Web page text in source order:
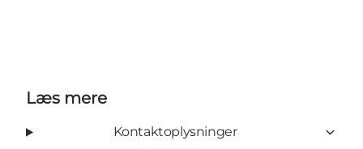
Læs mere
Kontaktoplysninger